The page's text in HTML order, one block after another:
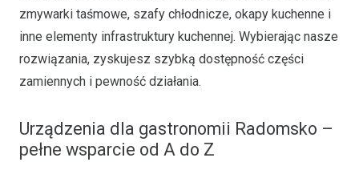
zmywarki taśmowe, szafy chłodnicze, okapy kuchenne i
inne elementy infrastruktury kuchennej. Wybierając nasze
rozwiązania, zyskujesz szybką dostępność części
zamiennych i pewność działania.
Urządzenia dla gastronomii Radomsko –
pełne wsparcie od A do Z